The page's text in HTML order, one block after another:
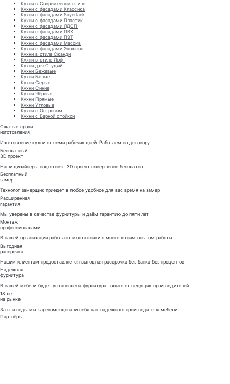
Кухни в Современном стиле
Кухни с фасадами Классика
Кухни с фасадами Sayerlack
Кухни с фасадами Пластик
Кухни с фасадами ЛДСП
Кухни с фасадами ПВХ
Кухни с фасадами ПЭТ
Кухни с фасадами Массив
Кухни с фасадами Экошпон
Кухни в стиле Сканди
Кухни в стиле Лофт
Кухни для Студий
Кухни Бежевые
Кухни Белые
Кухни Серые
Кухни Синие
Кухни Чёрные
Кухни Прямые
Кухни Угловые
Кухни с Островом
Кухни с Барной стойкой
Сжатые сроки
изготовления
Изготовление кухни от семи рабочих дней. Работаем по договору
Бесплатный
3D проект
Наши дизайнеры подготовят 3D проект совершенно бесплатно
Бесплатный
замер
Технолог замерщик приедет в любое удобное для вас время на замер
Расширенная
гарантия
Мы уверены в качестве фурнитуры и даём гарантию до пяти лет
Монтаж
профессионалами
В нашей организации работают монтажники с многолетним опытом работы
Выгодная
рассрочка
Нашим клиентам предоставляется выгодная рассрочка без банка без процентов
Надёжная
фурнитура
В вашей мебели будет установлена фурнитура только от ведущих производителей
18 лет
на рынке
За эти годы мы зарекомендовали себя как надёжного производителя мебели
Партнёры